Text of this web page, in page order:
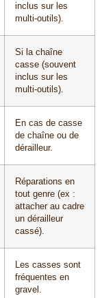
inclus sur les
multi-outils).
Si la chaîne
casse (souvent
inclus sur les
multi-outils).
En cas de casse
de chaîne ou de
dérailleur.
Réparations en
tout genre (ex :
attacher au cadre
un dérailleur
cassé).
Les casses sont
fréquentes en
gravel.